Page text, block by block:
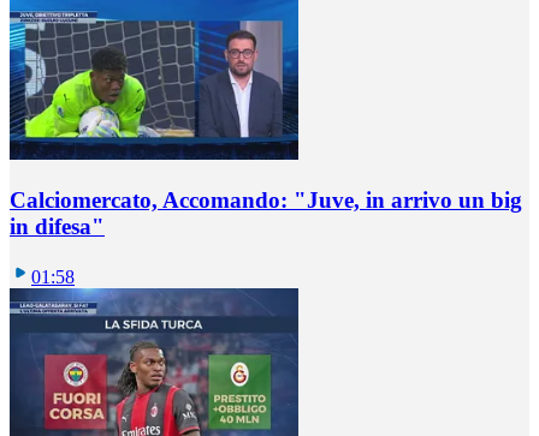
Calciomercato, Accomando: "Juve, in arrivo un big
in difesa"
01:58